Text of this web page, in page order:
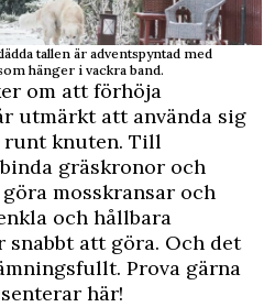
tallen är adventspyntad med
hänger i vackra band.
om att förhöja
utmärkt att använda sig
runt knuten. Till
gräskronor och
mosskransar och
och hållbara
snabbt att göra. Och det
Prova gärna
här!